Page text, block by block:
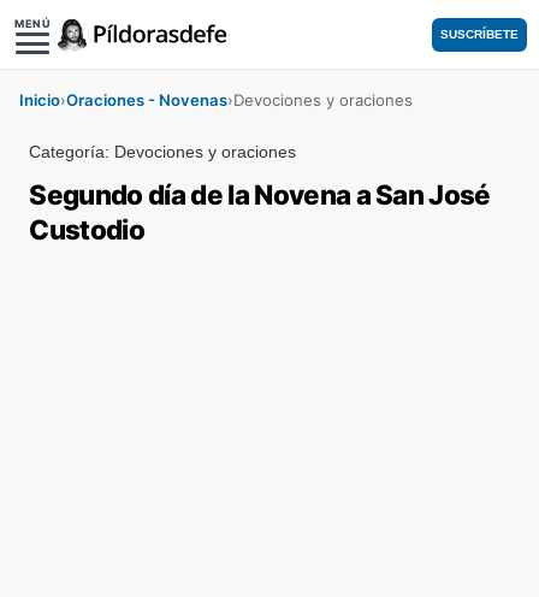
MENÚ
SUSCRÍBETE
Inicio›Oraciones - Novenas›Devociones y oraciones
Categoría: Devociones y oraciones
Segundo día de la Novena a San José
Custodio